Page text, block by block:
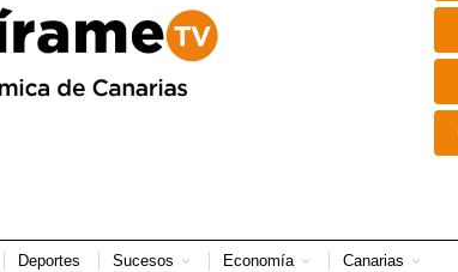
Deportes Sucesos Economía Canarias